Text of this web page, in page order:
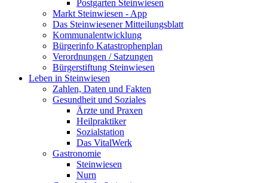
Postgarten Steinwiesen
Markt Steinwiesen - App
Das Steinwiesener Mitteilungsblatt
Kommunalentwicklung
Bürgerinfo Katastrophenplan
Verordnungen / Satzungen
Bürgerstiftung Steinwiesen
Leben in Steinwiesen
Zahlen, Daten und Fakten
Gesundheit und Soziales
Ärzte und Praxen
Heilpraktiker
Sozialstation
Das VitalWerk
Gastronomie
Steinwiesen
Nurn